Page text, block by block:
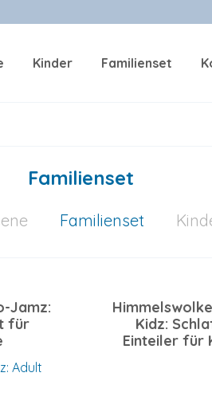
Kinder Familienset
Familienset
Familienset
Jamz:
für
Kidz:
Einteiler für